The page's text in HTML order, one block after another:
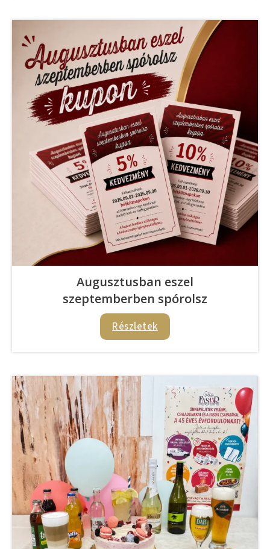
Augusztusban eszel
szeptemberben spórolsz
Részletek